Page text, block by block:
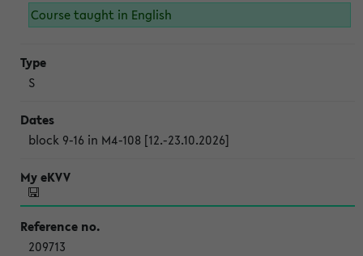
Course taught in English
S
block 9-16 in M4-108 [12.-23.10.2026]
209713